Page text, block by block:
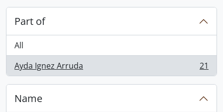
Part of
All
Ayda Ignez Arruda
, 21 results 21
Name